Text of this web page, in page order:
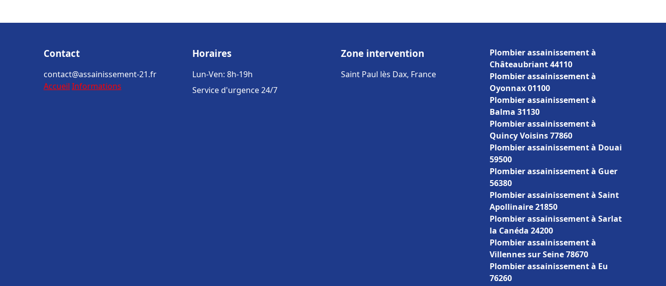
Contact
contact@assainissement-21.fr
Accueil Informations
Horaires
Lun-Ven: 8h-19h
Service d'urgence 24/7
Zone intervention
Saint Paul lès Dax, France
Plombier assainissement à
Châteaubriant 44110
Plombier assainissement à
Oyonnax 01100
Plombier assainissement à
Balma 31130
Plombier assainissement à
Quincy Voisins 77860
Plombier assainissement à Douai
59500
Plombier assainissement à Guer
56380
Plombier assainissement à Saint
Apollinaire 21850
Plombier assainissement à Sarlat
la Canéda 24200
Plombier assainissement à
Villennes sur Seine 78670
Plombier assainissement à Eu
76260